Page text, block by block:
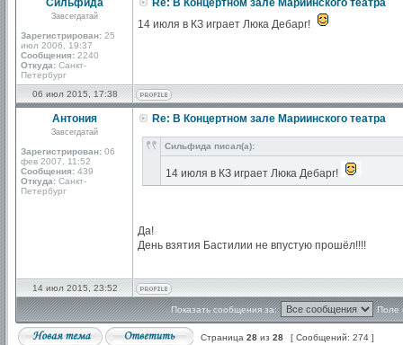
Сильфида
Завсегдатай
Зарегистрирован: 25
июл 2006, 19:37
Сообщения: 2240
Откуда: Санкт-
Петербург
Re: В Концертном зале Мариинского театра
14 июля в КЗ играет Люка Дебарг!
06 июл 2015, 17:38
Антония
Завсегдатай
Зарегистрирован: 06
фев 2007, 11:52
Сообщения: 439
Откуда: Санкт-
Петербург
Re: В Концертном зале Мариинского театра
Сильфида писал(а):
14 июля в КЗ играет Люка Дебарг!
Да!
День взятия Бастилии не впустую прошёл!!!!
14 июл 2015, 23:52
Показать сообщения за: Поле
Страница 28 из 28 [ Сообщений: 274 ]